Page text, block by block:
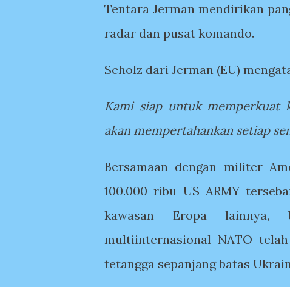
Tentara Jerman mendirikan
radar dan pusat komando.
Scholz dari Jerman (EU)
Kami siap untuk memperkuat
akan mempertahankan setiap
Bersamaan dengan militer
100.000 ribu US ARMY
kawasan Eropa lainnya,
multiinternasional NATO
tetangga sepanjang batas